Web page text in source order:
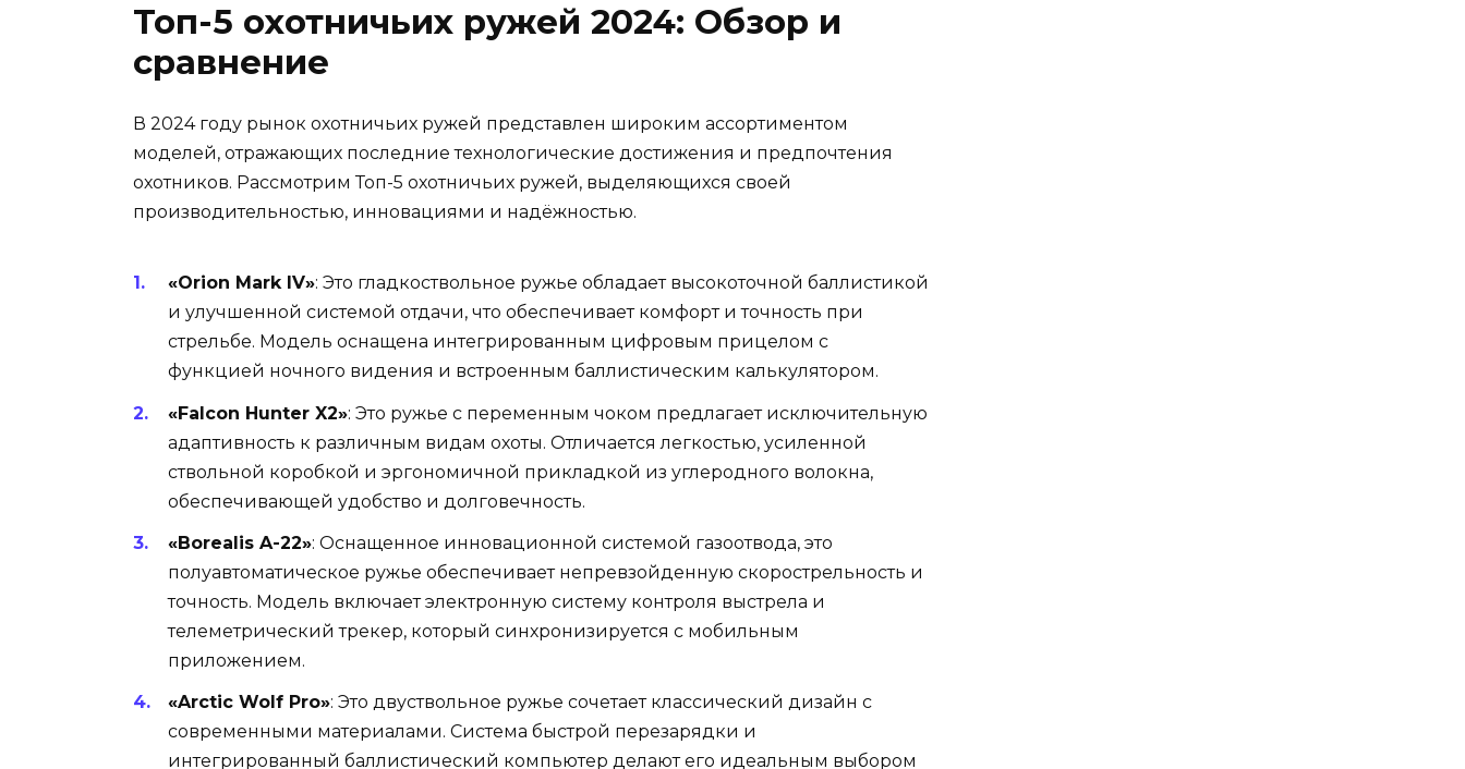
Топ-5 охотничьих ружей 2024: Обзор и
сравнение
В 2024 году рынок охотничьих ружей представлен широким ассортиментом
моделей, отражающих последние технологические достижения и предпочтения
охотников. Рассмотрим Топ-5 охотничьих ружей, выделяющихся своей
производительностью, инновациями и надёжностью.
«Orion Mark IV»: Это гладкоствольное ружье обладает высокоточной баллистикой
и улучшенной системой отдачи, что обеспечивает комфорт и точность при
стрельбе. Модель оснащена интегрированным цифровым прицелом с
функцией ночного видения и встроенным баллистическим калькулятором.
«Falcon Hunter X2»: Это ружье с переменным чоком предлагает исключительную
адаптивность к различным видам охоты. Отличается легкостью, усиленной
ствольной коробкой и эргономичной прикладкой из углеродного волокна,
обеспечивающей удобство и долговечность.
«Borealis A-22»: Оснащенное инновационной системой газоотвода, это
полуавтоматическое ружье обеспечивает непревзойденную скорострельность и
точность. Модель включает электронную систему контроля выстрела и
телеметрический трекер, который синхронизируется с мобильным
приложением.
«Arctic Wolf Pro»: Это двуствольное ружье сочетает классический дизайн с
современными материалами. Система быстрой перезарядки и
интегрированный баллистический компьютер делают его идеальным выбором